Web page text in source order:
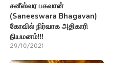
சனீஸ்வர பகவான்
(Saneeswara Bhagavan)
கோவில் நிர்வாக அதிகாரி
நியமனம்!!!
29/10/2021